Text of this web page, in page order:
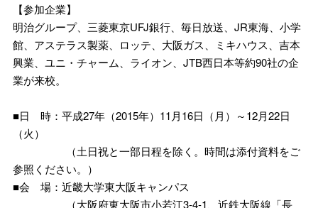
【参加企業】
明治グループ、三菱東京UFJ銀行、毎日放送、JR東海、小学
館、アステラス製薬、ロッテ、大阪ガス、ミキハウス、吉本
興業、ユニ・チャーム、ライオン、JTB西日本等約90社の企
業が来校。
■日 時：平成27年（2015年）11月16日（月）～12月22日
（火）
（土日祝と一部日程を除く。時間は添付資料をご
参照ください。）
■会 場：近畿大学東大阪キャンパス
（大阪府東大阪市小若江3-4-1、近鉄大阪線「長